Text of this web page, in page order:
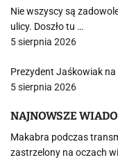
Nie wszyscy są
ulicy. Doszło tu …
5 sierpnia 2026
Prezydent Jaśkowiak
5 sierpnia 2026
NAJNOWSZE
Makabra podczas
zastrzelony na oczach